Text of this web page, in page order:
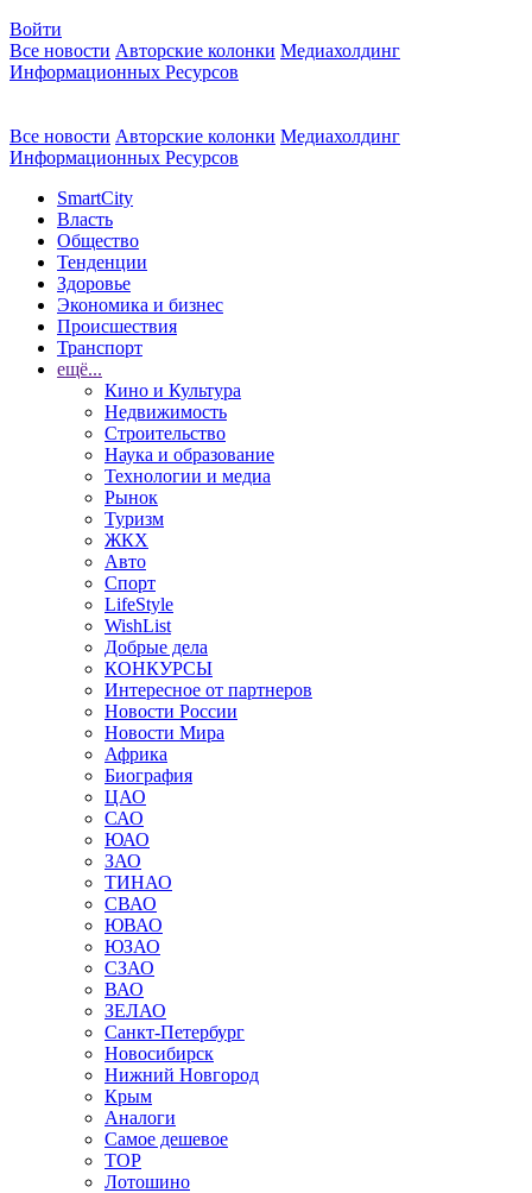
Войти
Все новости Авторские колонки Медиахолдинг
Информационных Ресурсов
Все новости Авторские колонки Медиахолдинг
Информационных Ресурсов
SmartCity
Власть
Общество
Тенденции
Здоровье
Экономика и бизнес
Происшествия
Транспорт
ещё...
Кино и Культура
Недвижимость
Строительство
Наука и образование
Технологии и медиа
Рынок
Туризм
ЖКХ
Авто
Спорт
LifeStyle
WishList
Добрые дела
КОНКУРСЫ
Интересное от партнеров
Новости России
Новости Мира
Африка
Биография
ЦАО
САО
ЮАО
ЗАО
ТИНАО
СВАО
ЮВАО
ЮЗАО
СЗАО
ВАО
ЗЕЛАО
Санкт-Петербург
Новосибирск
Нижний Новгород
Крым
Аналоги
Самое дешевое
TOP
Лотошино